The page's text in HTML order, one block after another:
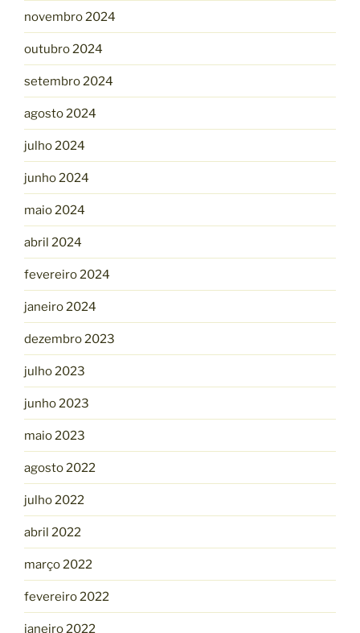
novembro 2024
outubro 2024
setembro 2024
agosto 2024
julho 2024
junho 2024
maio 2024
abril 2024
fevereiro 2024
janeiro 2024
dezembro 2023
julho 2023
junho 2023
maio 2023
agosto 2022
julho 2022
abril 2022
março 2022
fevereiro 2022
janeiro 2022